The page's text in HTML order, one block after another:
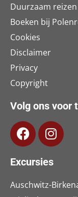
Duurzaam
Boeken bij
Cookies
Disclaimer
Privacy
Copyright
Volg ons voor
Excursies
Auschwitz-